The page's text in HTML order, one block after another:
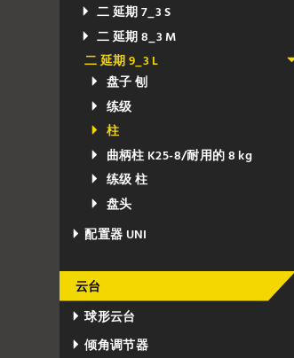
二 延期 7_3 S
二 延期 8_3 M
二 延期 9_3 L
盘子 刨
练级
柱
曲柄柱 K25-8/耐用的 8 kg
练级 柱
盘头
配置器 UNI
云台
球形云台
倾角调节器